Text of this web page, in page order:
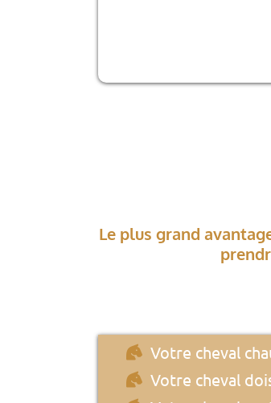
Le plus grand
Votre cheval
Votre cheval